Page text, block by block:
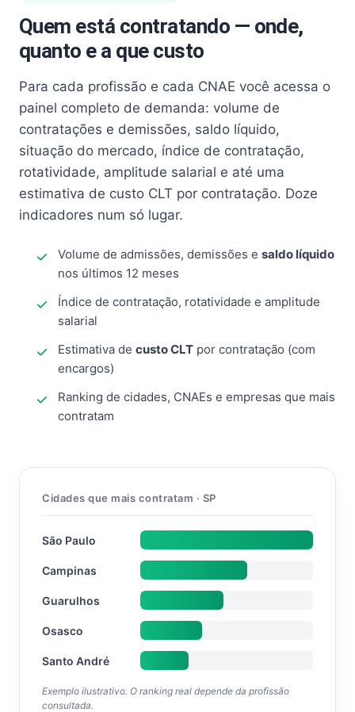
Quem está contratando — onde,
quanto e a que custo
Para cada profissão e cada CNAE você acessa o
painel completo de demanda: volume de
contratações e demissões, saldo líquido,
situação do mercado, índice de contratação,
rotatividade, amplitude salarial e até uma
estimativa de custo CLT por contratação. Doze
indicadores num só lugar.
Volume de admissões, demissões e saldo líquido
nos últimos 12 meses
Índice de contratação, rotatividade e amplitude
salarial
Estimativa de custo CLT por contratação (com
encargos)
Ranking de cidades, CNAEs e empresas que mais
contratam
Cidades que mais contratam · SP
São Paulo
Campinas
Guarulhos
Osasco
Santo André
Exemplo ilustrativo. O ranking real depende da profissão
consultada.